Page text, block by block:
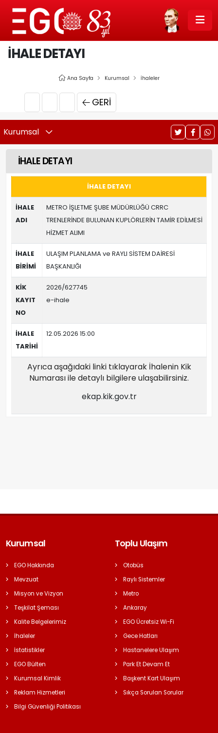
İHALE DETAYI
Ana Sayfa Kurumsal İhaleler
GERI
Kurumsal
İHALE DETAYI
İHALE DETAYI
İHALE
ADI
METRO İŞLETME ŞUBE MÜDÜRLÜĞÜ CRRC
TRENLERİNDE BULUNAN KUPLÖRLERİN TAMİR EDİLMESİ
HİZMET ALIMI
İHALE
BİRİMİ
ULAŞIM PLANLAMA ve RAYLI SİSTEM DAİRESİ
BAŞKANLIĞI
KİK
KAYIT
NO
2026/627745
e-ihale
İHALE
TARİHİ
12.05.2026 15:00
Ayrıca aşağıdaki linki tıklayarak İhalenin Kik
Numarası ile detaylı bilgilere ulaşabilirsiniz.
ekap.kik.gov.tr
Kurumsal
EGO Hakkında
Mevzuat
Misyon ve Vizyon
Teşkilat Şeması
Kalite Belgelerimiz
İhaleler
İstatistikler
EGO Bülten
Kurumsal Kimlik
Reklam Hizmetleri
Bilgi Güvenliği Politikası
Toplu Ulaşım
Otobüs
Raylı Sistemler
Metro
Ankaray
EGO Ücretsiz Wi-Fi
Gece Hatları
Hastanelere Ulaşım
Park Et Devam Et
Başkent Kart Ulaşım
Sıkça Sorulan Sorular